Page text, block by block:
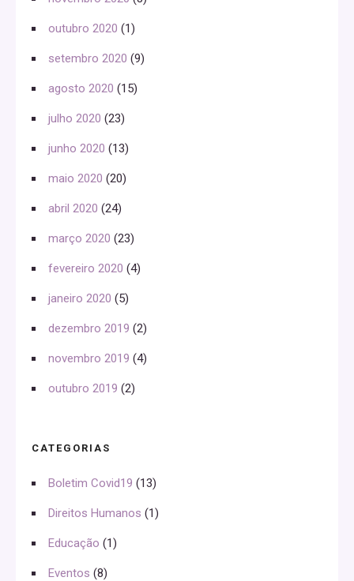
outubro 2020 (1)
setembro 2020 (9)
agosto 2020 (15)
julho 2020 (23)
junho 2020 (13)
maio 2020 (20)
abril 2020 (24)
março 2020 (23)
fevereiro 2020 (4)
janeiro 2020 (5)
dezembro 2019 (2)
novembro 2019 (4)
outubro 2019 (2)
CATEGORIAS
Boletim Covid19 (13)
Direitos Humanos (1)
Educação (1)
Eventos (8)